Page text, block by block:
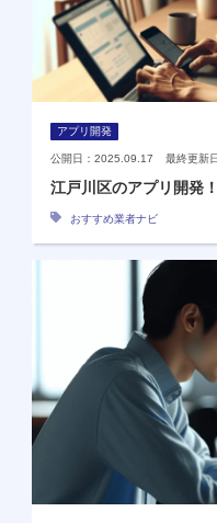
アプリ開発
公開日：2025.09.17 最終更新
江戸川区のアプリ開発
おすすめ業者ナビ